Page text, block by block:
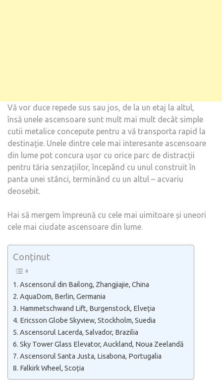
Vă vor duce repede sus sau jos, de la un etaj la altul,
însă unele ascensoare sunt mult mai mult decât simple
cutii metalice concepute pentru a vă transporta rapid la
destinație. Unele dintre cele mai interesante ascensoare
din lume pot concura ușor cu orice parc de distracții
pentru tăria senzațiilor, începând cu unul construit în
panta unei stânci, terminând cu un altul – acvariu
deosebit.
Hai să mergem împreună cu cele mai uimitoare și uneori
cele mai ciudate ascensoare din lume.
Conținut
Ascensorul din Bailong, Zhangjiajie, China
AquaDom, Berlin, Germania
Hammetschwand Lift, Burgenstock, Elveția
Ericsson Globe Skyview, Stockholm, Suedia
Ascensorul Lacerda, Salvador, Brazilia
Sky Tower Glass Elevator, Auckland, Noua Zeelandă
Ascensorul Santa Justa, Lisabona, Portugalia
Falkirk Wheel, Scoția